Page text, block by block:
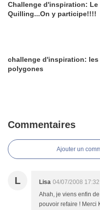
Challenge d'inspiration: Le
Quilling...On y participe!!!!
challenge d'inspiration: les
polygones
Commentaires
Ajouter un
L Lisa 04/07/2008 17:32
Ahah, je viens enfin
pouvoir refaire ! Merci